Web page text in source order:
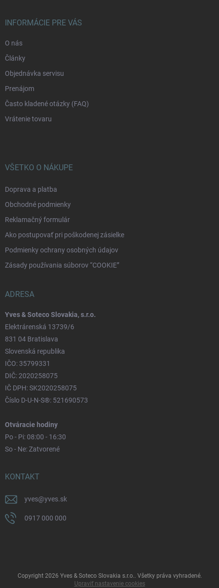
INFORMÁCIE PRE VÁS
O nás
Články
Objednávka servisu
Prenájom
Často kladené otázky (FAQ)
Vrátenie tovaru
VŠETKO O NÁKUPE
Doprava a platba
Obchodné podmienky
Reklamačný formulár
Ako postupovať pri poškodenej zásielke
Podmienky ochrany osobných údajov
Zásady používania súborov “COOKIE”
ADRESA
Yves & Soteco Slovakia, s.r.o.
Elektrárenská 13739/6
831 04 Bratislava
Slovenská republika
IČO: 35799331
DIČ: 2020258075
IČ DPH: SK2020258075
Číslo D-U-N-S®: 521690573
Otváracie hodiny
Po - Pi: 08:00 - 16:30
So - Ne: Zatvorené
KONTAKT
yves@yves.sk
0917 000 000
Copyright 2026 Yves & Soteco Slovakia s.r.o.. Všetky práva vyhradené.
Upraviť nastavenie cookies